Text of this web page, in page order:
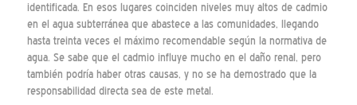
identificada. En esos lugares coinciden niveles muy altos de cadmio
en el agua subterránea que abastece a las comunidades, llegando
hasta treinta veces el máximo recomendable según la normativa de
agua. Se sabe que el cadmio influye mucho en el daño renal, pero
también podría haber otras causas, y no se ha demostrado que la
responsabilidad directa sea de este metal.